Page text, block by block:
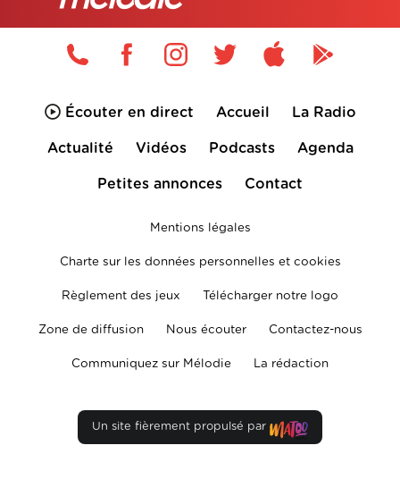
Écouter en direct Accueil La Radio
Actualité Vidéos Podcasts Agenda
Petites annonces Contact
Mentions légales
Charte sur les données personnelles et cookies
Règlement des jeux Télécharger notre logo
Zone de diffusion Nous écouter Contactez-nous
Communiquez sur Mélodie La rédaction
Un site fièrement propulsé par